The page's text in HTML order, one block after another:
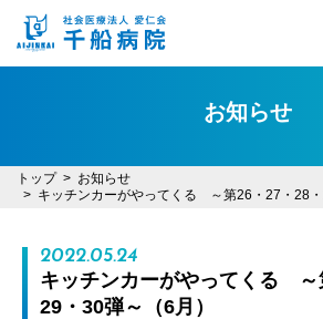
お知らせ
トップ
お知らせ
キッチンカーがやってくる ～第26・27・28・
2022.05.24
キッチンカーがやってくる ～
29・30弾～（6月）